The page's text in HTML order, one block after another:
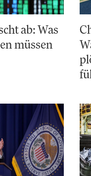
ab: Was
müssen